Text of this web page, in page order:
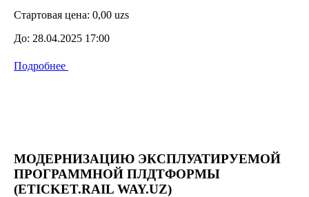
Стартовая цена: 0,00 uzs
До: 28.04.2025 17:00
Подробнее
МОДЕРНИЗАЦИЮ ЭКСПЛУАТИРУЕМОЙ
ПРОГРАММНОЙ ПЛДТФОРМЫ
(ETICKET.RAIL WAY.UZ)